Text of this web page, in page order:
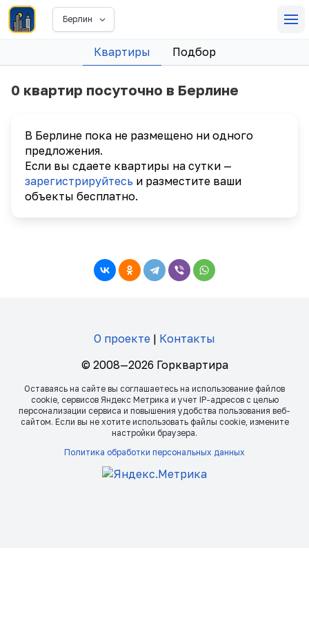
Берлин
Квартиры Подбор
0 квартир посуточно в Берлине
В Берлине пока не размещено ни одного
предложения.
Если вы сдаете квартиры на сутки —
зарегистрируйтесь и разместите ваши
объекты бесплатно.
О проекте | Контакты
© 2008—2026 Горквартира
Оставаясь на сайте вы соглашаетесь на использование файлов
сookie, сервисов Яндекс Метрика и учет IP-адресов с целью
персонализации сервиса и повышения удобства пользования веб-
сайтом. Если вы не хотите использовать файлы сookie, измените
настройки браузера.
Политика обработки персональных данных